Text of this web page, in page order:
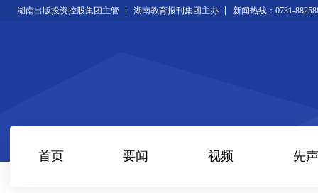
湖南出版投资控股集团主管 湖南教育报刊集团主办 新闻热线：0731-
首页 要闻 视频 先声